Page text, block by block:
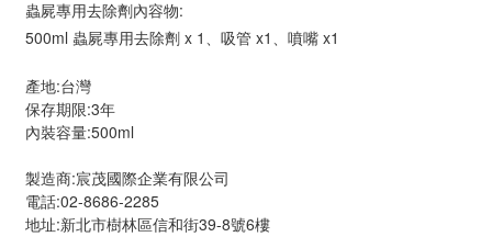
蟲屍專用去除劑內容物:
500ml 蟲屍專用去除劑 x 1、吸管 x1、噴嘴 x1
產地:台灣
保存期限:3年
內裝容量:500ml
製造商:宸茂國際企業有限公司
電話:02-8686-2285
地址:新北市樹林區信和街39-8號6樓